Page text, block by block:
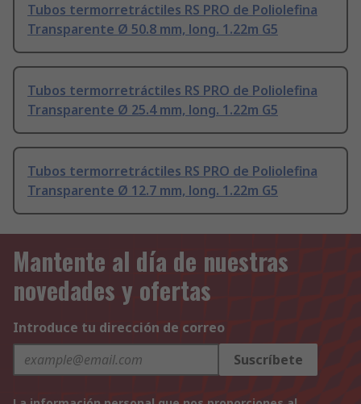
Tubos termorretráctiles RS PRO de Poliolefina
Transparente Ø 50.8 mm, long. 1.22m G5
Tubos termorretráctiles RS PRO de Poliolefina
Transparente Ø 25.4 mm, long. 1.22m G5
Tubos termorretráctiles RS PRO de Poliolefina
Transparente Ø 12.7 mm, long. 1.22m G5
Mantente al día de nuestras
novedades y ofertas
Introduce tu dirección de correo
Suscríbete